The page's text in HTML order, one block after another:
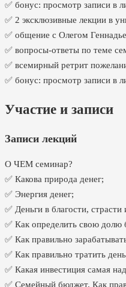
✅ бонус: просмотр записи в
✅ 2 эксклюзивные лекции в
✅ общение с Олегом
✅ вопросы-ответы по теме
✅ всемирный ретрит
✅ бонус: просмотр записи в
Участие и записи
Записи лекций
О ЧЕМ семинар?
✅ Какова природа денег;
✅ Энергия денег;
✅ Деньги в благости, страсти
✅ Как определить свою долю
✅ Как правильно
✅ Как правильно тратить
✅ Какая инвестиция самая
✅ Семейный бюджет. Как